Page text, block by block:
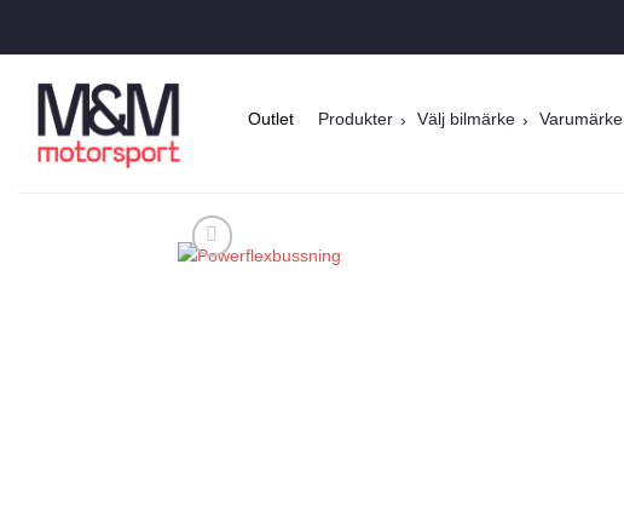
Outlet Produkter Välj bilmärke Varumärke